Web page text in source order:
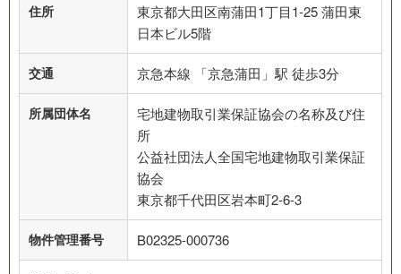
住所
東京都大田区南蒲田1丁目1-25 蒲田東
日本ビル5階
交通 京急本線 「京急蒲田」駅 徒歩3分
所属団体名
宅地建物取引業保証協会の名称及び住
所
公益社団法人全国宅地建物取引業保証
協会
東京都千代田区岩本町2-6-3
物件管理番号 B02325-000736